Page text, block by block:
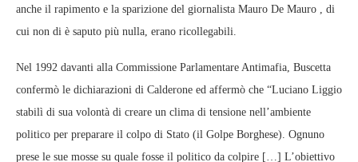
anche il rapimento e la sparizione del giornalista Mauro De Mauro , di
cui non di è saputo più nulla, erano ricollegabili.
Nel 1992 davanti alla Commissione Parlamentare Antimafia, Buscetta
confermò le dichiarazioni di Calderone ed affermò che “Luciano Liggio
stabilì di sua volontà di creare un clima di tensione nell’ambiente
politico per preparare il colpo di Stato (il Golpe Borghese). Ognuno
prese le sue mosse su quale fosse il politico da colpire […] L’obiettivo